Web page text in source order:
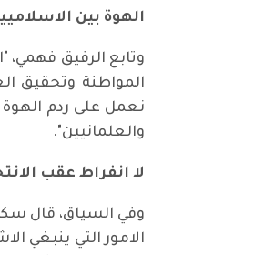
الهوة بين
وتابع الرفيق
المواطنة وتحقيق
نعمل على ردم الهوة
والعلمانيين".
لا انفراط عقب
الامور التي ينبغي